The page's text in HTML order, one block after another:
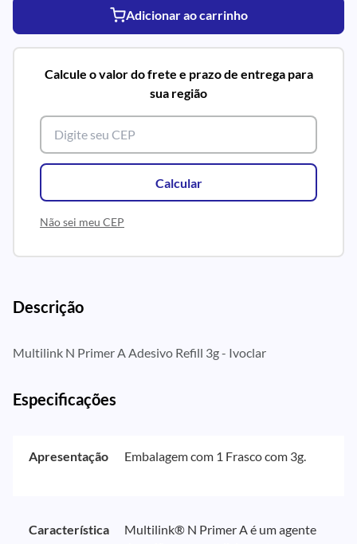
Adicionar ao carrinho
Calcule o valor do frete e prazo de entrega para
sua região
Calcular
Não sei meu CEP
Descrição
Multilink N Primer A Adesivo Refill 3g - Ivoclar
Especificações
Apresentação Embalagem com 1 Frasco com 3g.
Característica
Multilink® N Primer A é um agente